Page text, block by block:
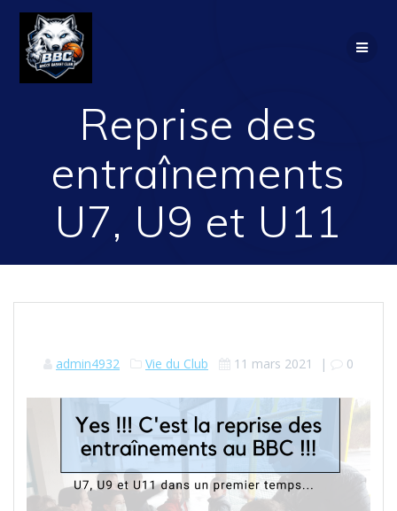
Reprise des
entraînements
U7, U9 et U11
admin4932 Vie du Club 11 mars 2021 | 0